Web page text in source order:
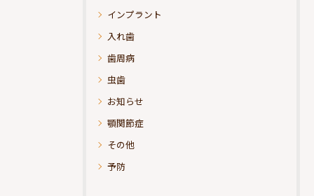
インプラント
入れ歯
歯周病
虫歯
お知らせ
顎関節症
その他
予防